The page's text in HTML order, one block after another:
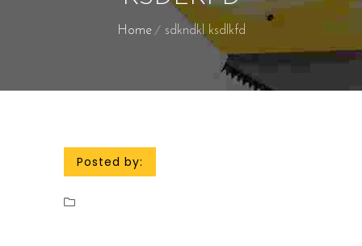
Home sdkndkl ksdlkfd
Posted by: